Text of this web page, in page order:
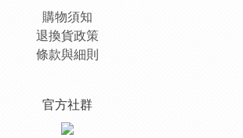
購物須知
退換貨政策
條款與細則
官方社群